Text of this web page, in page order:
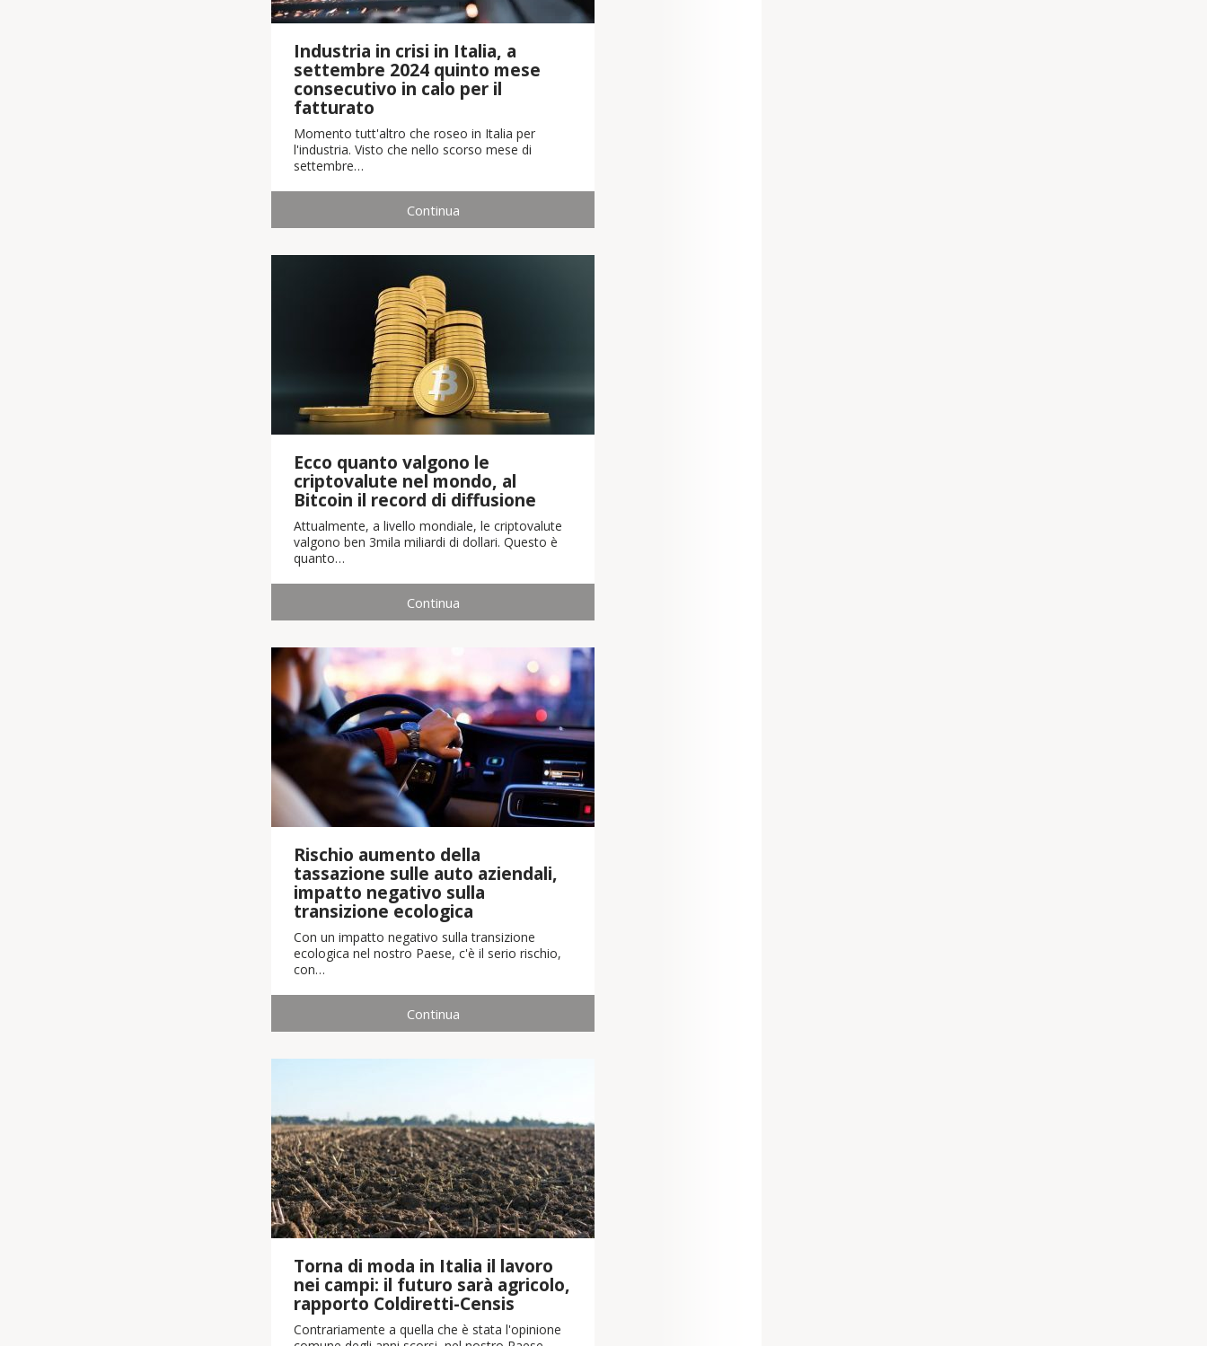
Industria in crisi in Italia, a
settembre 2024 quinto mese
consecutivo in calo per il
fatturato
Momento tutt'altro che roseo in Italia per
l'industria. Visto che nello scorso mese di
settembre…
Continua
Ecco quanto valgono le
criptovalute nel mondo, al
Bitcoin il record di diffusione
Attualmente, a livello mondiale, le criptovalute
valgono ben 3mila miliardi di dollari. Questo è
quanto…
Continua
Rischio aumento della
tassazione sulle auto aziendali,
impatto negativo sulla
transizione ecologica
Con un impatto negativo sulla transizione
ecologica nel nostro Paese, c'è il serio rischio,
con…
Continua
Torna di moda in Italia il lavoro
nei campi: il futuro sarà agricolo,
rapporto Coldiretti-Censis
Contrariamente a quella che è stata l'opinione